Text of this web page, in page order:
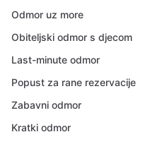
Odmor uz more
Obiteljski odmor s djecom
Last-minute odmor
Popust za rane rezervacije
Zabavni odmor
Kratki odmor